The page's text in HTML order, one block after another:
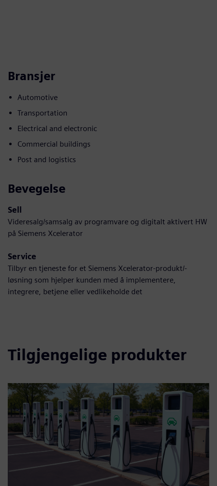
Bransjer
Automotive
Transportation
Electrical and electronic
Commercial buildings
Post and logistics
Bevegelse
Sell
Videresalg/samsalg av programvare og digitalt aktivert HW
på Siemens Xcelerator
Service
Tilbyr en tjeneste for et Siemens Xcelerator-produkt/-
løsning som hjelper kunden med å implementere,
integrere, betjene eller vedlikeholde det
Tilgjengelige produkter